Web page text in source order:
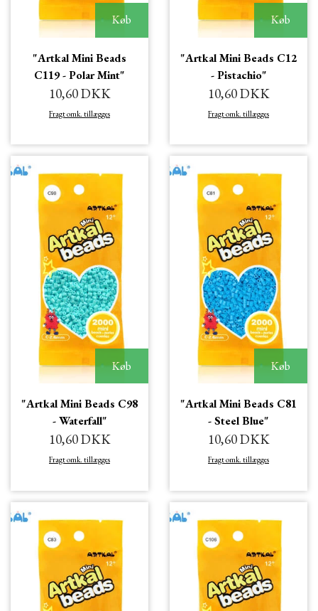
Køb
"Artkal Mini Beads
C119 - Polar Mint"
10,60 DKK
Fragt omk. tillægges
Køb
"Artkal Mini Beads C12
- Pistachio"
10,60 DKK
Fragt omk. tillægges
Køb
"Artkal Mini Beads C98
- Waterfall"
10,60 DKK
Fragt omk. tillægges
Køb
"Artkal Mini Beads C81
- Steel Blue"
10,60 DKK
Fragt omk. tillægges